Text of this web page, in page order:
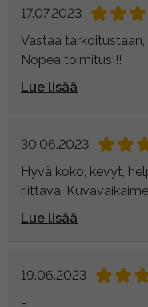
17.07.2023
Vastaa
Nopea toimitus!!!
Lue lisää
30.06.2023
Hyvä koko, kevyt,
riittävä.
Lue lisää
19.06.2023
-